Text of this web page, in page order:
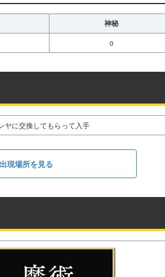
神秘
0
ヤに交換してもらって入手
現場所を見る